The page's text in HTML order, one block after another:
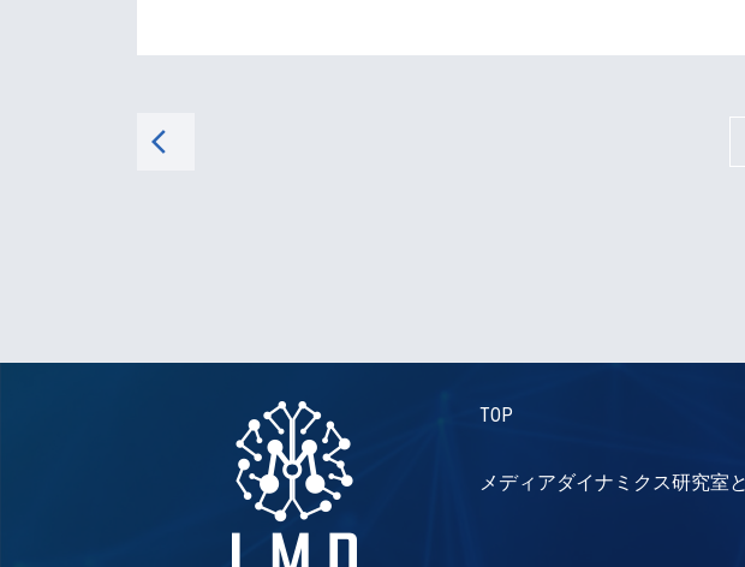
arrow_back_ios
TOP
メディアダイナミクス研究室